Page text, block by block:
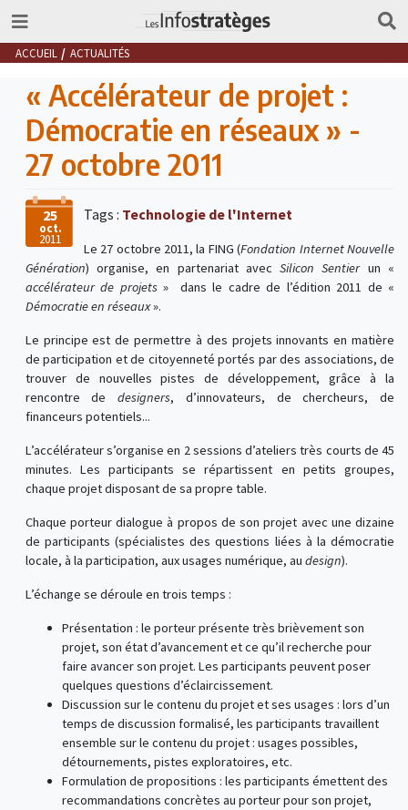
ACCUEIL ACTUALITÉS
« Accélérateur de projet :
Démocratie en réseaux » -
27 octobre 2011
25
oct.
2011
Tags : Technologie de l'Internet
Le 27 octobre 2011, la FING (Fondation Internet Nouvelle
Génération) organise, en partenariat avecSilicon Sentierun «
accélérateur de projets » dans le cadre de l’édition 2011 de «
Démocratie en réseaux».
Le principe est de permettre à des projets innovants en matière
de participation et de citoyenneté portés par des associations, de
trouver de nouvelles pistes de développement, grâce à la
rencontre dedesigners, d’innovateurs, de chercheurs, de
financeurs potentiels...
L’accélérateur s’organise en 2 sessions d’ateliers très courts de 45
minutes. Les participants se répartissent en petits groupes,
chaque projet disposant de sa propre table.
Chaque porteur dialogue à propos de son projet avec une dizaine
de participants (spécialistes des questions liées à la démocratie
locale, à la participation, aux usages numérique, au design).
L’échange se déroule en trois temps :
Présentation : le porteur présente très brièvement son
projet, son état d’avancement et ce qu’il recherche pour
faire avancer son projet. Les participants peuvent poser
quelques questions d’éclaircissement.
Discussion sur le contenu du projet et ses usages : lors d’un
temps de discussion formalisé, les participants travaillent
ensemble sur le contenu du projet : usages possibles,
détournements, pistes exploratoires, etc.
Formulation de propositions : les participants émettent des
recommandations concrètes au porteur pour son projet,